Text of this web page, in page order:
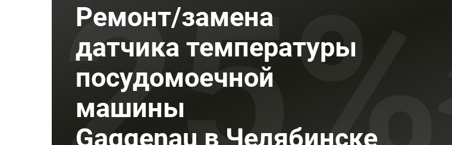
Ремонт/замена
датчика температуры
посудомоечной
машины
Gaggenau в Челябинске